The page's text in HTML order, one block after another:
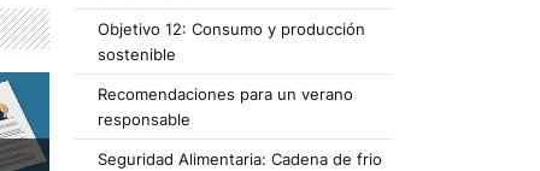
Objetivo 12: Consumo y producción
sostenible
Recomendaciones para un verano
responsable
Seguridad Alimentaria: Cadena de frio